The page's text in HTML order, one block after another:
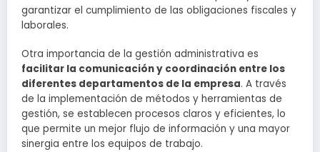
garantizar el cumplimiento de las obligaciones fiscales y
laborales.
Otra importancia de la gestión administrativa es
facilitar la comunicación y coordinación entre los
diferentes departamentos de la empresa. A través
de la implementación de métodos y herramientas de
gestión, se establecen procesos claros y eficientes, lo
que permite un mejor flujo de información y una mayor
sinergia entre los equipos de trabajo.